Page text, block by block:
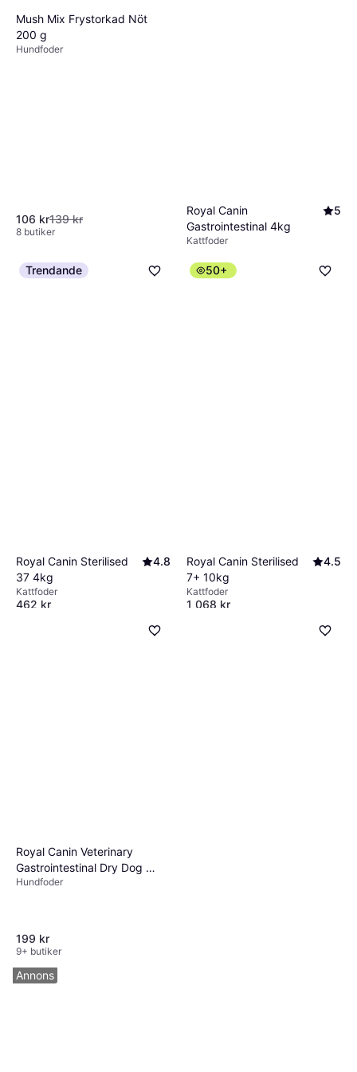
Mush Mix Frystorkad Nöt
200 g
Hundfoder
106 kr139 kr
8 butiker
Royal Canin
Gastrointestinal 4kg
5
Kattfoder
9+ butiker
Trendande
Royal Canin Sterilised
37 4kg
4.8
Kattfoder
462 kr
50+
Royal Canin Sterilised
7+ 10kg
4.5
Kattfoder
1 068 kr
Royal Canin Veterinary
Gastrointestinal Dry Dog ​
Food 2kg
Hundfoder
199 kr
9+ butiker
har gillat smaken eller haft några problem
med matsmältningen. Detta gör det enklare
för dig att välja rätt produkt från början.
Annons